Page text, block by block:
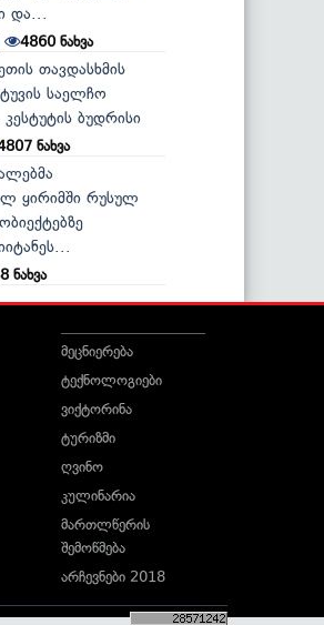
და...
4860ნახვა
თავდასხმის
საელჩო
ბუდრისი
ნახვა
ყირიმში რუსულ
ნახვა
მეცნიერება
ტექნოლოგიები
ვიქტორინა
ტურიზმი
ღვინო
კულინარია
მართლწერის
შემოწმება
არჩევნები 2018